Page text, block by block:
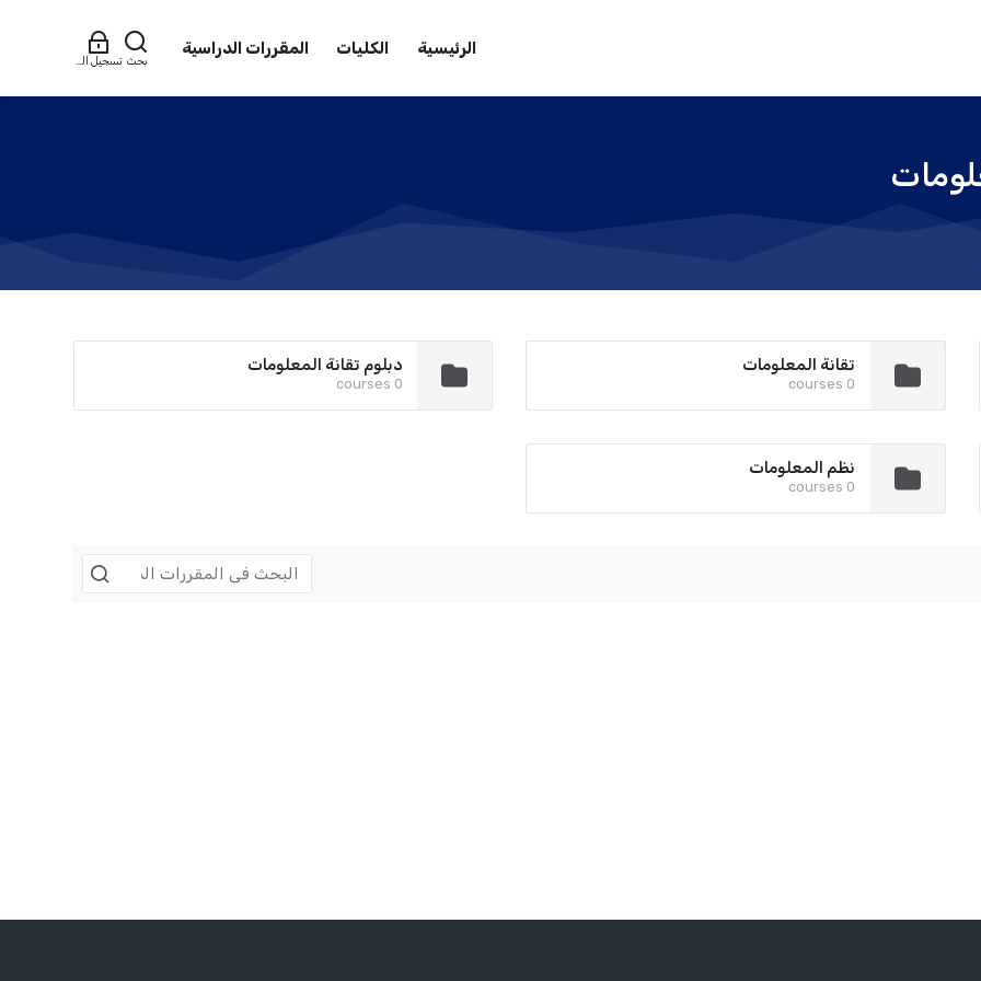
الرئيسية
الكليات المقررات الدراسية
بحث تسجيل الدخول
تقانة المعلومات
0 courses
دبلوم تقانة المعلومات
0 courses
نظم المعلومات
0 courses